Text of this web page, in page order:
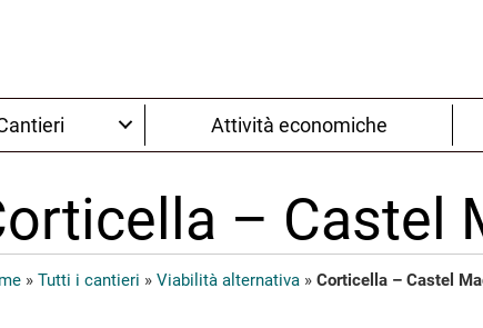
Attività economiche
– Castel
» Tutti i cantieri » Viabilità alternativa » Corticella – Castel